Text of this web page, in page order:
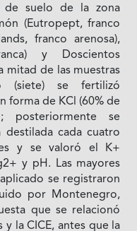
de suelo de la zona
(Eutropept, franco
franco arenosa),
y Doscientos
mitad de las muestras
(siete) se fertilizó
forma de KCl (60% de
se
cada cuatro
y se valoró el K+
y pH. Las mayores
se registraron
por Montenegro,
que se relacionó
la CICE, antes que la